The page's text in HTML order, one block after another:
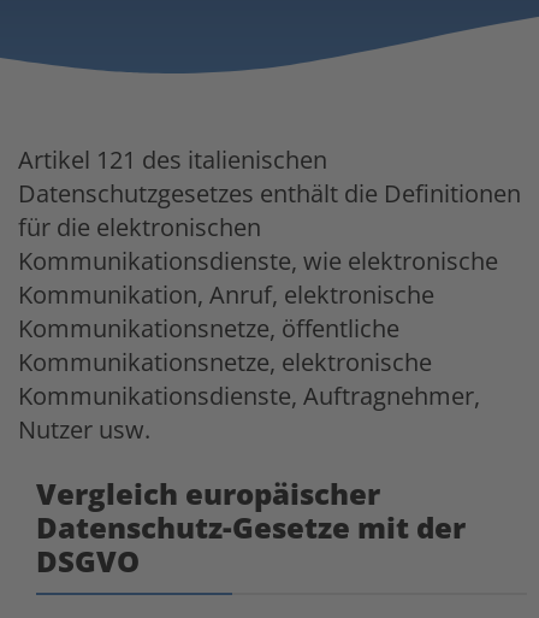
Artikel 121 des italienischen
Datenschutzgesetzes enthält die Definitionen
für die elektronischen
Kommunikationsdienste, wie elektronische
Kommunikation, Anruf, elektronische
Kommunikationsnetze, öffentliche
Kommunikationsnetze, elektronische
Kommunikationsdienste, Auftragnehmer,
Nutzer usw.
Vergleich europäischer
Datenschutz-Gesetze mit der
DSGVO